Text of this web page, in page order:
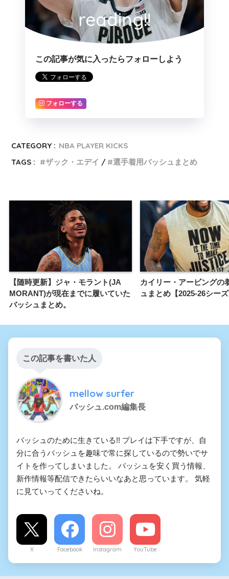
reading!!
この記事が気に入ったらフォローしよう
フォローする
CATEGORY : NBA PLAYER KICKS
TAGS :
ザック・エデイ 選手着用バッシュまとめ
【随時更新】ジャ・モラント(JA
MORANT)が現在までに履いていた
バッシュまとめ。
カイリー・アービングの
ュまとめ【2025-26シー
この記事を書いた人
mellow surfer
バッシュ.com編集長
バッシュのために生きている!! プレイは下手ですが、自
分に合うバッシュを趣味で常に探しているので勢いでサ
イトを作ってしまいました。 バッシュを安く買う情報、
新作情報等配信できたらいいなあと思っています。 気軽
に見ていってくださいね。
X Facebook Instagram YouTube